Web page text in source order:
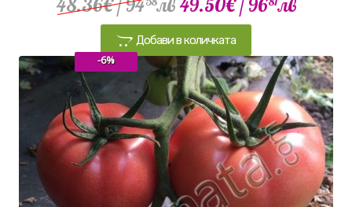
Добави в количката
-6%